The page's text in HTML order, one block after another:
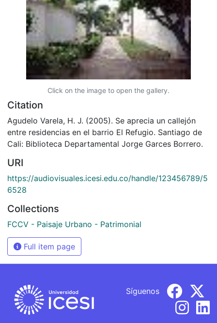
Click on the image to open the gallery.
Citation
Agudelo Varela, H. J. (2005). Se aprecia un callejón
entre residencias en el barrio El Refugio. Santiago de
Cali: Biblioteca Departamental Jorge Garces Borrero.
URI
https://audiovisuales.icesi.edu.co/handle/123456789/5
6528
Collections
FCCV - Paisaje Urbano - Patrimonial
Full item page
Síguenos